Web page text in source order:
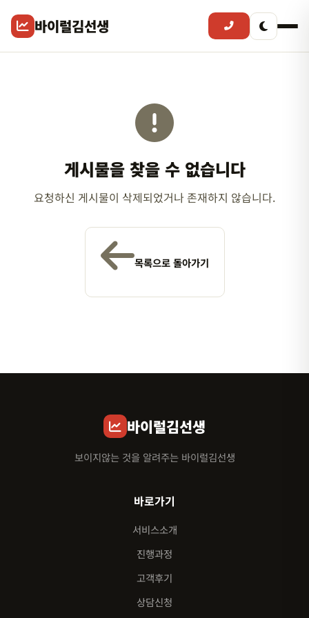
바이럴김선생
게시물을 찾을 수 없습니다
요청하신 게시물이 삭제되었거나 존재하지 않습니다.
목록으로 돌아가기
바이럴김선생
보이지않는 것을 알려주는 바이럴김선생
바로가기
서비스소개
진행과정
고객후기
상담신청